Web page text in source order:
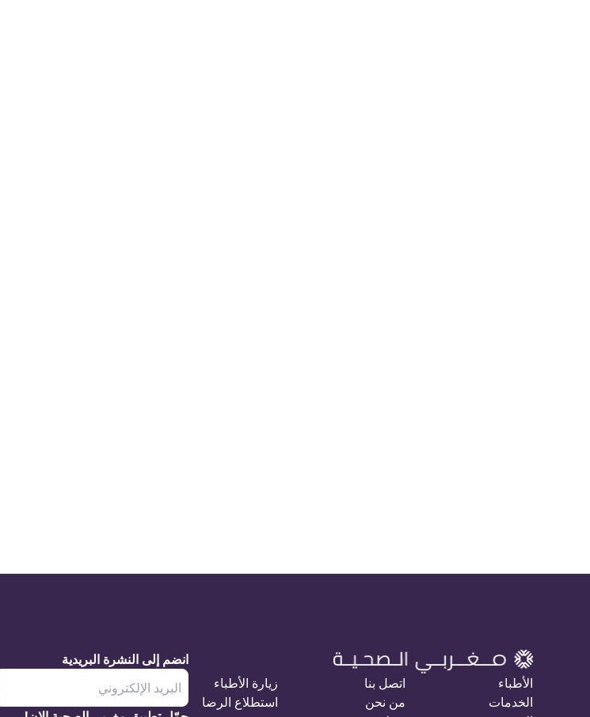
الأطباء
الخدمات
اتصل بنا
من نحن
زيارة الأطباء
استطلاع الرضا
انضم إلى النشرة البريدية